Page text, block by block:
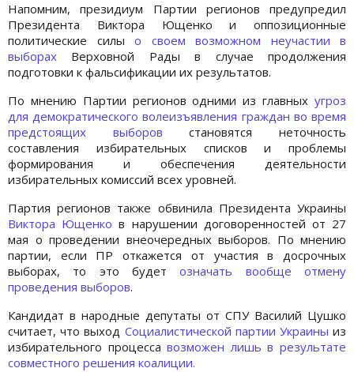
Напомним, президиум Партии регионов предупредил
Президента Виктора Ющенко и оппозиционные
политические силы о своем возможном неучастии в
выборах Верховной Рады в случае продолжения
подготовки к фальсификации их результатов.
По мнению Партии регионов одними из главных угроз
для демократического волеизъявления граждан во время
предстоящих выборовстановятся неточность
составления избирательных списков и проблемы
формирования и обеспечения деятельности
избирательных комиссий всех уровней.
Партия регионов также обвинила Президента Украины
Виктора Ющенко в нарушении договоренностей от 27
мая о проведении внеочередных выборов. По мнению
партии, если ПР откажется от участия в досрочных
выборах, то это будетозначать вообще отмену
проведения выборов.
Кандидат в народные депутаты от СПУ Василий Цушко
считает, что выход Социалистической партии Украины из
избирательного процессавозможен лишь в результате
совместного решения коалиции.